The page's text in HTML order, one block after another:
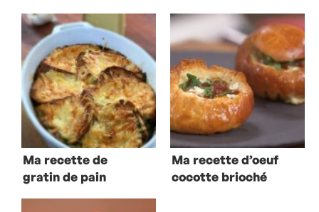
Ma recette de
gratin de pain
Ma recette d’oeuf
cocotte brioché